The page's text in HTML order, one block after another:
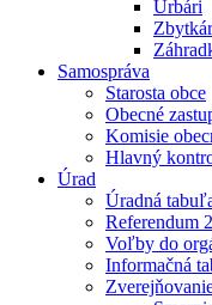
Urbári
Samospráva
Starosta obce
Obecné
Komisie
Hlavný
Úrad
Úradná
Referendum
Voľby do
Informačná